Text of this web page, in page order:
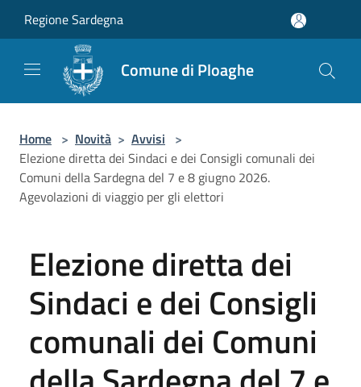
Regione Sardegna
Comune di Ploaghe
Home > Novità > Avvisi >
Elezione diretta dei Sindaci e dei Consigli comunali dei
Comuni della Sardegna del 7 e 8 giugno 2026.
Agevolazioni di viaggio per gli elettori
Elezione diretta dei
Sindaci e dei Consigli
comunali dei Comuni